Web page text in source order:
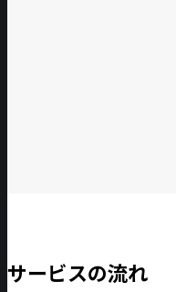
サービスの流れ